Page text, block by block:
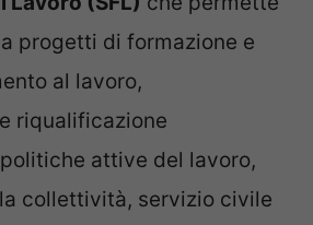
progetti di formazione e
al lavoro,
riqualificazione
attive del lavoro,
collettività, servizio civile